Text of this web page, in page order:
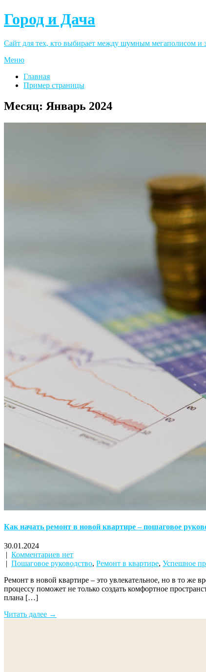
Город и Дача
Сайт для тех, кто выбирает между шумным мегаполисом и
Меню
Главная
Пример страницы
Месяц: Январь 2024
Как начать ремонт в новой квартире – пошаговое
30.01.2024
| Комментариев нет
| Пошаговое руководство, Ремонт в квартире, Успешное
Ремонт в новой квартире – это увлекательное, но в то же
процессу поможет не только создать комфортное
плана […]
Читать далее →